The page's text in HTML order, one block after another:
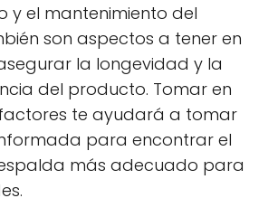
y el mantenimiento del
son aspectos a tener en
la longevidad y la
del producto. Tomar en
te ayudará a tomar
para encontrar el
más adecuado para